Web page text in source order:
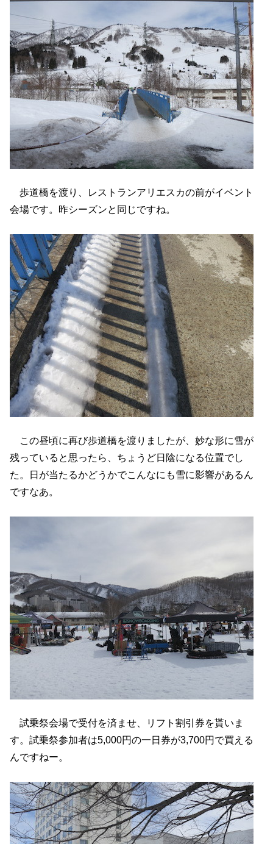
歩道橋を渡り、レストランアリエスカの前がイベント
会場です。昨シーズンと同じですね。
この昼頃に再び歩道橋を渡りましたが、妙な形に雪が
残っていると思ったら、ちょうど日陰になる位置でし
た。日が当たるかどうかでこんなにも雪に影響があるん
ですなあ。
試乗祭会場で受付を済ませ、リフト割引券を貰いま
す。試乗祭参加者は5,000円の一日券が3,700円で買える
んですねー。